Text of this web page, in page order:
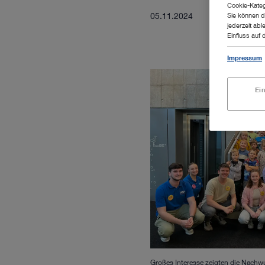
05.11.2024
Großes Interesse zeigten die
Cookie-
Sie können
jederzeit
Einfluss auf
Impressum